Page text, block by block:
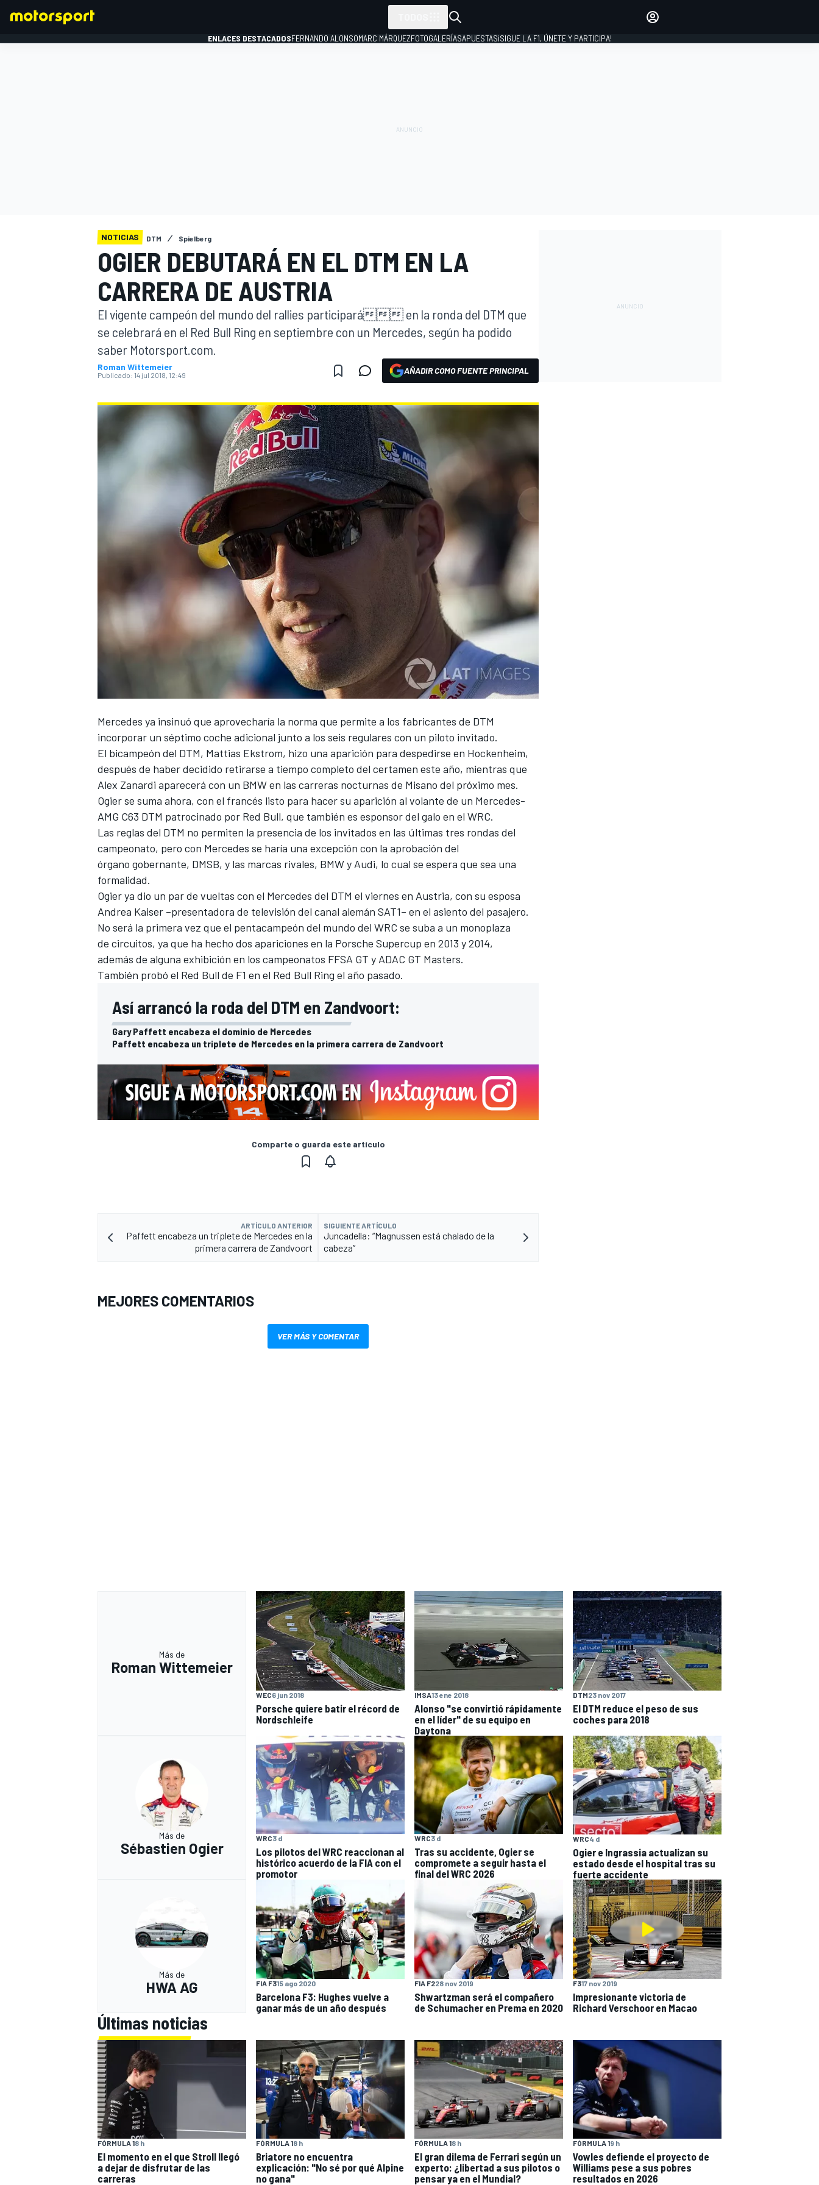
FÓRMULA E
ENLACES DESTACADOSFERNANDO ALONSOMARC MÁRQUEZFOTOGALERÍASAPUESTAS¡SIGUE LA F1, ÚNETE Y PARTICIPA!
NOTICIAS DTM Spielberg
OGIER DEBUTARÁ EN EL DTM EN LA
CARRERA DE AUSTRIA
El vigente campeón del mundo del rallies participará en la ronda del DTM que
se celebrará en el Red Bull Ring en septiembre con un Mercedes, según ha podido
saber Motorsport.com.
Roman Wittemeier
Publicado: 14 jul 2018, 12:49 AÑADIR COMO FUENTE PRINCIPAL
Mercedes ya insinuó que aprovecharía la norma que permite a los fabricantes de DTM
incorporar un séptimo coche adicional junto a los seis regulares con un piloto invitado.
El bicampeón del DTM, Mattias Ekstrom, hizo una aparición para despedirse en Hockenheim,
después de haber decidido retirarse a tiempo completo del certamen este año, mientras que
Alex Zanardi aparecerá con un BMW en las carreras nocturnas de Misano del próximo mes.
Ogier se suma ahora, con el francés listo para hacer su aparición al volante de un Mercedes-
AMG C63 DTM patrocinado por Red Bull, que también es esponsor del galo en el WRC.
Las reglas del DTM no permiten la presencia de los invitados en las últimas tres rondas del
campeonato, pero con Mercedes se haría una excepción con la aprobación del
órgano gobernante, DMSB, y las marcas rivales, BMW y Audi, lo cual se espera que sea una
formalidad.
Ogier ya dio un par de vueltas con el Mercedes del DTM el viernes en Austria, con su esposa
Andrea Kaiser –presentadora de televisión del canal alemán SAT1– en el asiento del pasajero.
No será la primera vez que el pentacampeón del mundo del WRC se suba a un monoplaza
de circuitos, ya que ha hecho dos apariciones en la Porsche Supercup en 2013 y 2014,
además de alguna exhibición en los campeonatos FFSA GT y ADAC GT Masters.
También probó el Red Bull de F1 en el Red Bull Ring el año pasado.
Así arrancó la roda del DTM en Zandvoort:
Gary Paffett encabeza el dominio de Mercedes
Paffett encabeza un triplete de Mercedes en la primera carrera de Zandvoort
Comparte o guarda este artículo
ARTÍCULO ANTERIOR
Paffett encabeza un triplete de Mercedes en la
primera carrera de Zandvoort
SIGUIENTE ARTÍCULO
Juncadella: “Magnussen está chalado de la
cabeza”
MEJORES COMENTARIOS
VER MÁS Y COMENTAR
Más de
Roman Wittemeier
WEC6 jun 2018
Porsche quiere batir el récord de
Nordschleife
IMSA13 ene 2018
Alonso "se convirtió rápidamente
en el líder" de su equipo en
Daytona
DTM23 nov 2017
El DTM reduce el peso de sus
coches para 2018
Más de
Sébastien Ogier
WRC3 d
Los pilotos del WRC reaccionan al
histórico acuerdo de la FIA con el
promotor
WRC3 d
Tras su accidente, Ogier se
compromete a seguir hasta el
final del WRC 2026
WRC4 d
Ogier e Ingrassia actualizan su
estado desde el hospital tras su
fuerte accidente
Más de
HWA AG FIA F315 ago 2020
Barcelona F3: Hughes vuelve a
ganar más de un año después
FIA F228 nov 2019
Shwartzman será el compañero
de Schumacher en Prema en 2020
F317 nov 2019
Impresionante victoria de
Richard Verschoor en Macao
Últimas noticias
FÓRMULA 18 h
El momento en el que Stroll llegó
a dejar de disfrutar de las
carreras
FÓRMULA 18 h
Briatore no encuentra
explicación: "No sé por qué Alpine
no gana"
FÓRMULA 18 h
El gran dilema de Ferrari según un
experto: ¿libertad a sus pilotos o
pensar ya en el Mundial?
FÓRMULA 19 h
Vowles defiende el proyecto de
Williams pese a sus pobres
resultados en 2026